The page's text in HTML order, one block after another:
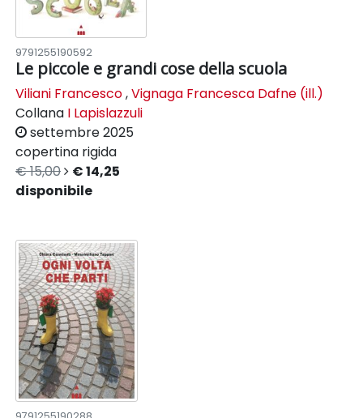
9791255190592
Le piccole e grandi cose della scuola
Viliani Francesco,Vignaga Francesca Dafne (ill.)
Collana I Lapislazzuli
settembre 2025
copertina rigida
€ 15,00
€ 14,25
disponibile